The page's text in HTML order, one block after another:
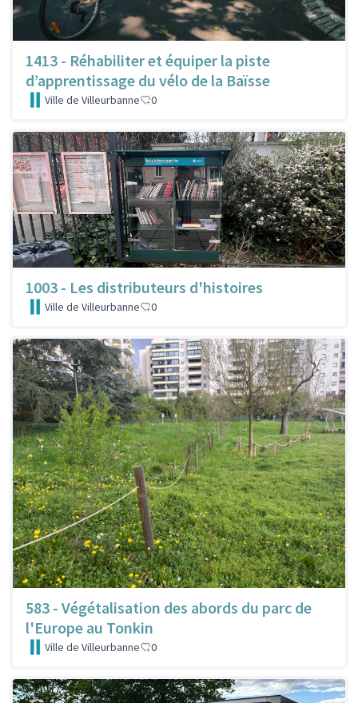
1413 - Réhabiliter et équiper la piste
d’apprentissage du vélo de la Baïsse
Ville de Villeurbanne 0
1003 - Les distributeurs d'histoires
Ville de Villeurbanne 0
583 - Végétalisation des abords du parc de
l'Europe au Tonkin
Ville de Villeurbanne 0